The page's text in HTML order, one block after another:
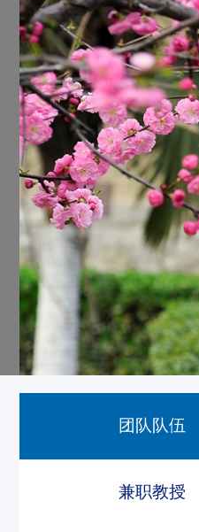
团队队伍
兼职教授